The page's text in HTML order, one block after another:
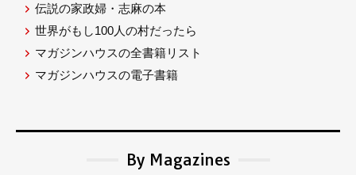
伝説の家政婦・志麻の本
世界がもし100人の村だったら
マガジンハウスの全書籍リスト
マガジンハウスの電子書籍
By Magazines